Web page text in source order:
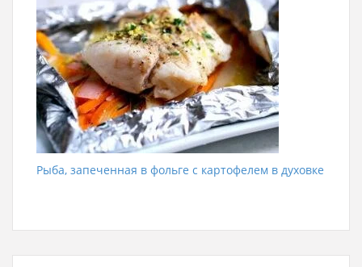
Рыба, запеченная в фольге с картофелем в духовке